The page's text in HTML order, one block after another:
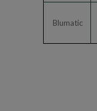
Blumatic